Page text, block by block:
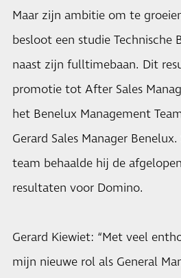
Maar zijn ambitie om te
besloot een studie Technische
naast zijn fulltimebaan. Dit
promotie tot After Sales
het Benelux Management
Gerard Sales Manager
team behaalde hij de
resultaten voor Domino.
Gerard Kiewiet: “Met veel
mijn nieuwe rol als General